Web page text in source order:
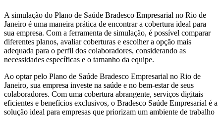
A simulação do Plano de Saúde Bradesco Empresarial no Rio de
Janeiro é uma maneira prática de encontrar a cobertura ideal para
sua empresa. Com a ferramenta de simulação, é possível comparar
diferentes planos, avaliar coberturas e escolher a opção mais
adequada para o perfil dos colaboradores, considerando as
necessidades específicas e o tamanho da equipe.
Ao optar pelo Plano de Saúde Bradesco Empresarial no Rio de
Janeiro, sua empresa investe na saúde e no bem-estar de seus
colaboradores. Com uma cobertura abrangente, serviços digitais
eficientes e benefícios exclusivos, o Bradesco Saúde Empresarial é a
solução ideal para empresas que priorizam um ambiente de trabalho